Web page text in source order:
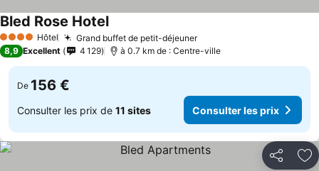
4 Étoiles Hôtel Grand buffet de petit-déjeuner
Bled Rose Hotel
8,9 Excellent 4 129 à 0.7 km de : Centre-ville
De 156 €
Consulter les prix de 11 sites Consulter les prix
Partager